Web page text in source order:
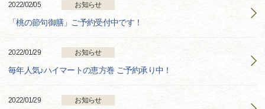
2022/02/05 お知らせ
「桃の節句御膳」ご予約受付中です！
2022/01/29 お知らせ
毎年人気♪ハイマートの恵方巻 ご予約承り中！
2022/01/29 お知らせ